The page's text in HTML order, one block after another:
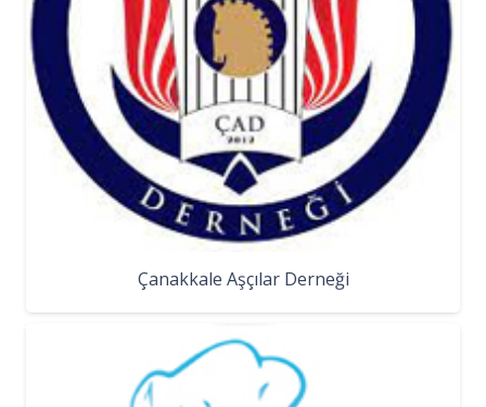
Çanakkale Aşçılar Derneği